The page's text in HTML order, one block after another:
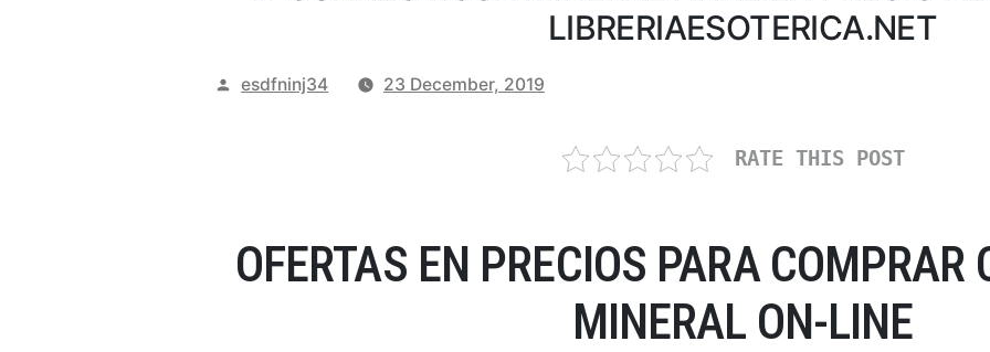
LIBRERIAESOTERICA.NET
Posted
esdfninj34 23 December, 2019
RATE THIS POST
OFERTAS EN PRECIOS PARA COMPRAR
MINERAL ON-LINE